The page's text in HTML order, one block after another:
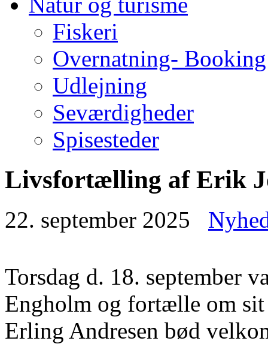
Fiskeri
Overnatning-
Udlejning
Seværdigheder
Spisesteder
Livsfortælling af Erik
22. september 2025
Torsdag d. 18. september
Engholm og fortælle om
Erling Andresen bød